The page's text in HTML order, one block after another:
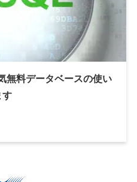
無料データベースの使い
す